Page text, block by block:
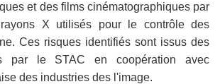
et des films cinématographiques par
X utilisés pour le contrôle des
Ces risques identifiés sont issus des
par le STAC en coopération avec
des industries des l'image.